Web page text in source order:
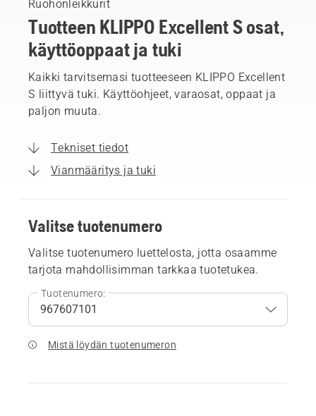
Ruohonleikkurit
Tuotteen KLIPPO Excellent S osat,
käyttöoppaat ja tuki
Kaikki tarvitsemasi tuotteeseen KLIPPO Excellent
S liittyvä tuki. Käyttöohjeet, varaosat, oppaat ja
paljon muuta.
Tekniset tiedot
Vianmääritys ja tuki
Valitse tuotenumero
Valitse tuotenumero luettelosta, jotta osaamme
tarjota mahdollisimman tarkkaa tuotetukea.
Tuotenumero:
Mistä löydän tuotenumeron